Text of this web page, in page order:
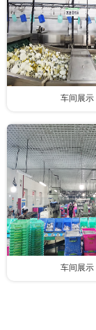
车间展示
车间展示